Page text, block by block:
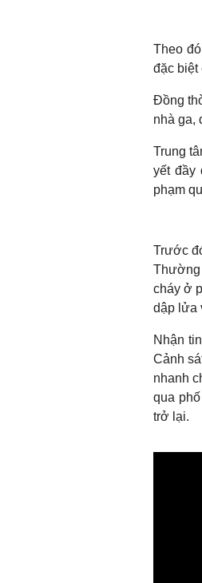
Theo
đặc biệt
Đồng
nhà ga,
Trung
yết đầy
phạm
Trước
Thường
cháy ở
dập lửa
Nhận
Cảnh
nhanh
qua
trở lại.